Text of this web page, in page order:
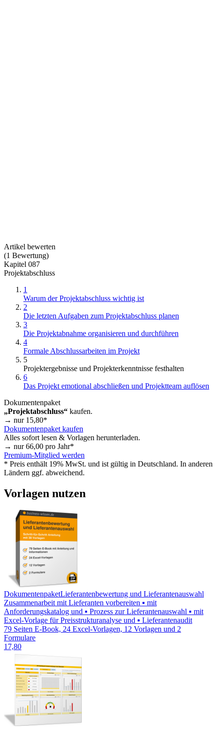
Artikel bewerten
(1 Bewertung)
Kapitel 087
Projektabschluss
1
Warum der Projektabschluss wichtig ist
2
Die letzten Aufgaben zum Projektabschluss planen
3
Die Projektabnahme organisieren und durchführen
4
Formale Abschlussarbeiten im Projekt
5
Projektergebnisse und Projekterkenntnisse festhalten
6
Das Projekt emotional abschließen und Projektteam auflösen
Dokumentenpaket
„Projektabschluss“ kaufen.
→ nur 15,80*
Dokumentenpaket kaufen
Alles sofort lesen & Vorlagen herunterladen.
→ nur66,00 pro Jahr*
Premium-Mitglied werden
* Preis enthält 19% MwSt. und ist gültig in Deutschland. In anderen
Ländern ggf. abweichend.
Vorlagen nutzen
DokumentenpaketLieferantenbewertung und Lieferantenauswahl
Zusammenarbeit mit Lieferanten vorbereiten ▪ mit
Anforderungskatalog und ▪ Prozess zur Lieferantenauswahl ▪ mit
Excel-Vorlage für Preisstrukturanalyse und ▪ Lieferantenaudit
79 Seiten E-Book, 24 Excel-Vorlagen, 12 Vorlagen und 2
Formulare
17,80